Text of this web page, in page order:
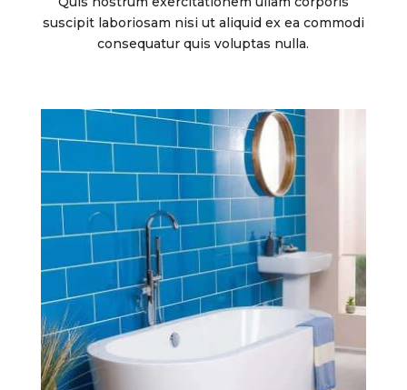
suscipit laboriosam nisi ut aliquid ex ea commodi
consequatur quis voluptas nulla.